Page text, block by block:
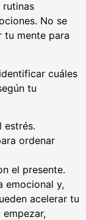
rutinas
No se
tu mente para
cuáles
tu
estrés.
ordenar
el presente.
emocional y,
acelerar tu